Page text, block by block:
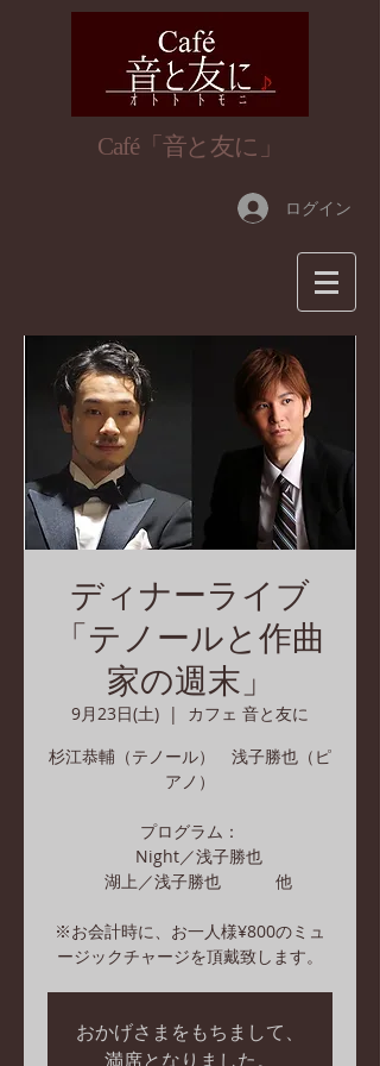
​Café「音と友に」
ログイン
ディナーライブ
「テノールと作曲
家の週末」
9月23日(土)
  |
カフェ 音と友に
杉江恭輔（テノール） 浅子勝也（ピ
アノ）
プログラム：
Night／浅子勝也
湖上／浅子勝也 他
※お会計時に、お一人様¥800のミュ
ージックチャージを頂戴致します。
おかげさまをもちまして、
満席となりました。